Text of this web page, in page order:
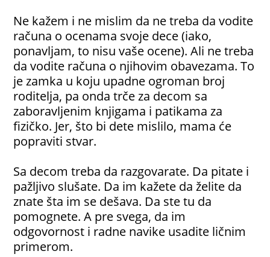
Ne kažem i ne mislim da ne treba da vodite
računa o ocenama svoje dece (iako,
ponavljam, to nisu vaše ocene). Ali ne treba
da vodite računa o njihovim obavezama. To
je zamka u koju upadne ogroman broj
roditelja, pa onda trče za decom sa
zaboravljenim knjigama i patikama za
fizičko. Jer, što bi dete mislilo, mama će
popraviti stvar.
Sa decom treba da razgovarate. Da pitate i
pažljivo slušate. Da im kažete da želite da
znate šta im se dešava. Da ste tu da
pomognete. A pre svega, da im
odgovornost i radne navike usadite ličnim
primerom.